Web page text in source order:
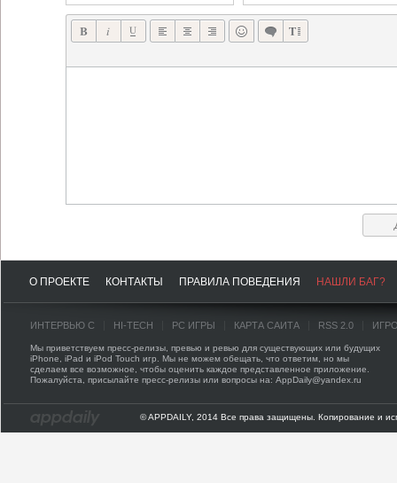
О ПРОЕКТЕ КОНТАКТЫ ПРАВИЛА ПОВЕДЕНИЯ НАШЛИ БАГ?
ИНТЕРВЬЮ С HI-TECH PC ИГРЫ КАРТА САЙТА RSS 2.0
Мы приветствуем пресс-релизы, превью и ревью для существующих или будущих
iPhone, iPad и iPod Touch игр. Мы не можем обещать, что ответим, но мы
сделаем все возможное, чтобы оценить каждое представленное приложение.
Пожалуйста, присылайте пресс-релизы или вопросы на: AppDaily@yandex.ru
© APPDAILY, 2014 Все права защищены. Копирование и